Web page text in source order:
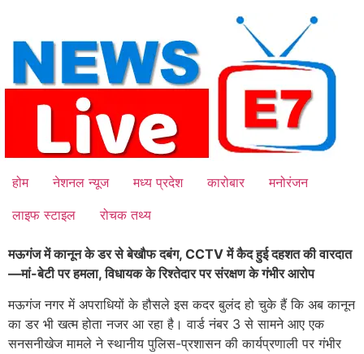
content
होम नेशनल न्यूज मध्य प्रदेश कारोबार
मनोरंजन
लाइफ स्टाइल
रोचक तथ्य
मऊगंज में कानून के डर से बेखौफ दबंग, CCTV में कैद हुई दहशत की वारदात
—मां-बेटी पर हमला, विधायक के रिश्तेदार पर संरक्षण के गंभीर आरोप
मऊगंज नगर में अपराधियों के हौसले इस कदर बुलंद हो चुके हैं कि अब कानून
का डर भी खत्म होता नजर आ रहा है। वार्ड नंबर 3 से सामने आए एक
सनसनीखेज मामले ने स्थानीय पुलिस-प्रशासन की कार्यप्रणाली पर गंभीर